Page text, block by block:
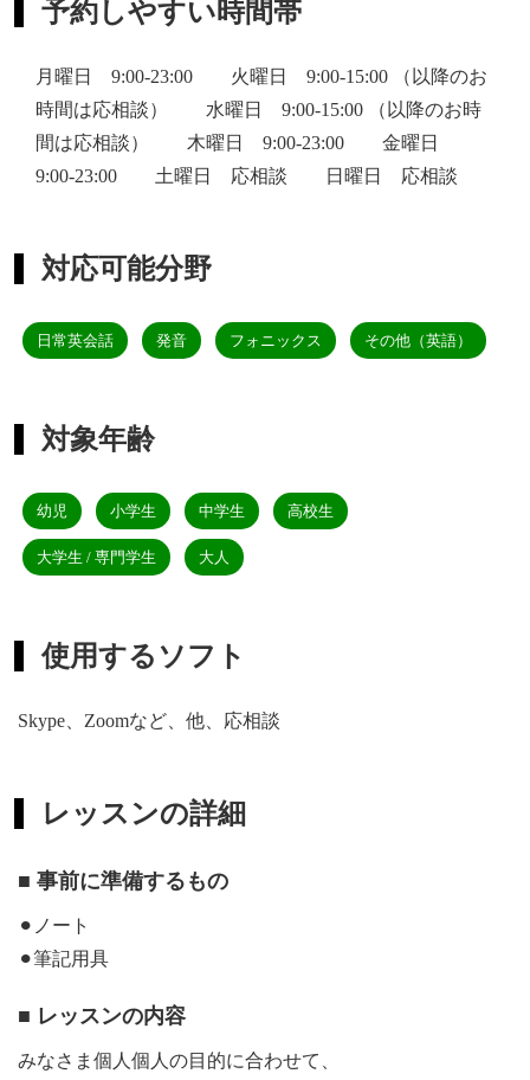
予約しやすい時間帯
月曜日 9:00-23:00 火曜日 9:00-15:00 （以降のお
時間は応相談） 水曜日 9:00-15:00 （以降のお時
間は応相談） 木曜日 9:00-23:00 金曜日
9:00-23:00 土曜日 応相談 日曜日 応相談
対応可能分野
日常英会話 発音 フォニックス その他（英語）
対象年齢
幼児 小学生 中学生 高校生
大学生 / 専門学生 大人
使用するソフト
Skype、Zoomなど、他、応相談
レッスンの詳細
■ 事前に準備するもの
⚫︎ノート
⚫︎筆記用具
■ レッスンの内容
みなさま個人個人の目的に合わせて、